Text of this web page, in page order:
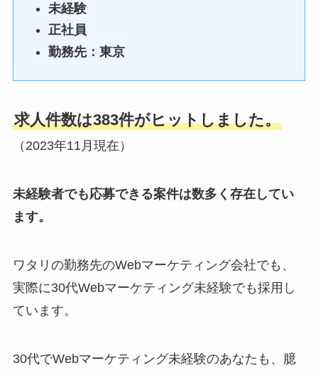
未経験
正社員
勤務先：東京
求人件数は383件がヒットしました。
（2023年11月現在）
未経験者でも応募できる案件は数多く存在してい
ます。
ワタリの勤務先のWebマーケティング会社でも、
実際に30代Webマーケティング未経験でも採用し
ています。
30代でWebマーケティング未経験のあなたも、臆